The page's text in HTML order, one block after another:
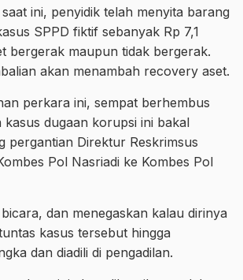
ini, penyidik telah menyita barang
SPPD fiktif sebanyak Rp 7,1
bergerak maupun tidak bergerak.
akan menambah recovery aset.
perkara ini, sempat berhembus
kasus dugaan korupsi ini bakal
pergantian Direktur Reskrimsus
Pol Nasriadi ke Kombes Pol
dan menegaskan kalau dirinya
kasus tersebut hingga
dan diadili di pengadilan.